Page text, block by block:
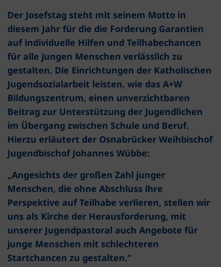
Der Josefstag steht mit seinem Motto in
diesem Jahr für die die Forderung Garantien
auf individuelle Hilfen und Teilhabechancen
für alle jungen Menschen verlässlich zu
gestalten. Die Einrichtungen der Katholischen
Jugendsozialarbeit leisten, wie das A+W
Bildungszentrum, einen unverzichtbaren
Beitrag zur Unterstützung der Jugendlichen
im Übergang zwischen Schule und Beruf.
Hierzu erläutert der Osnabrücker Weihbischof
Jugendbischof Johannes Wübbe:
„Angesichts der großen Zahl junger
Menschen, die ohne Abschluss ihre
Perspektive auf Teilhabe verlieren, stellen wir
uns als Kirche der Herausforderung, mit
unserer Jugendpastoral auch Angebote für
junge Menschen mit schlechteren
Startchancen zu gestalten.“